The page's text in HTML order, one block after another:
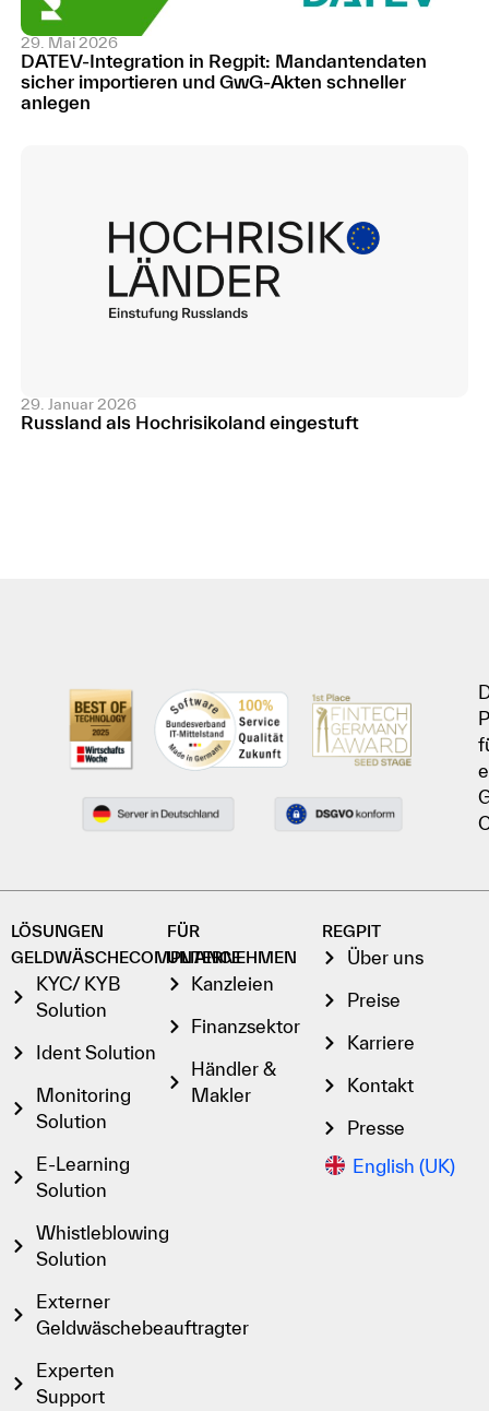
29. Mai 2026
DATEV-Integration in Regpit: Mandantendaten
sicher importieren und GwG-Akten schneller
anlegen
29. Januar 2026
Russland als Hochrisikoland eingestuft
LÖSUNGEN
GELDWÄSCHECOMPLIANCE
KYC/ KYB
Solution
Ident Solution
Monitoring
Solution
E-Learning
Solution
Whistleblowing
Solution
Externer
Geldwäschebeauftragter
Experten
Support
FÜR
UNTERNEHMEN
Kanzleien
Finanzsektor
Händler &
Makler
REGPIT
Über uns
Preise
Karriere
Kontakt
Presse
English (UK)